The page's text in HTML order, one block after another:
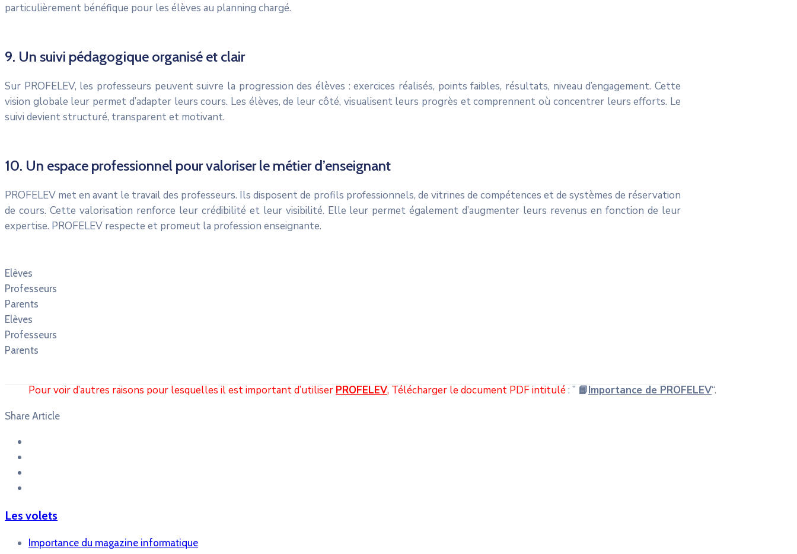
particulièrement bénéfique pour les élèves au planning chargé.
9. Un suivi pédagogique organisé et clair
Sur PROFELEV, les professeurs peuvent suivre la progression des élèves : exercices réalisés, points faibles, résultats, niveau d’engagement. Cette
vision globale leur permet d’adapter leurs cours. Les élèves, de leur côté, visualisent leurs progrès et comprennent où concentrer leurs efforts. Le
suivi devient structuré, transparent et motivant.
10. Un espace professionnel pour valoriser le métier d’enseignant
PROFELEV met en avant le travail des professeurs. Ils disposent de profils professionnels, de vitrines de compétences et de systèmes de réservation
de cours. Cette valorisation renforce leur crédibilité et leur visibilité. Elle leur permet également d’augmenter leurs revenus en fonction de leur
expertise. PROFELEV respecte et promeut la profession enseignante.
Elèves
Professeurs
Parents
Elèves
Professeurs
Parents
Pour voir d’autres raisons pour lesquelles il est important d’utiliser PROFELEV, Télécharger le document PDF intitulé : ” 📘Importance de PROFELEV“.
Share Article
Les volets
Importance du magazine informatique